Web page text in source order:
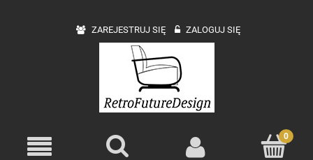
ZAREJESTRUJ SIĘ ZALOGUJ SIĘ